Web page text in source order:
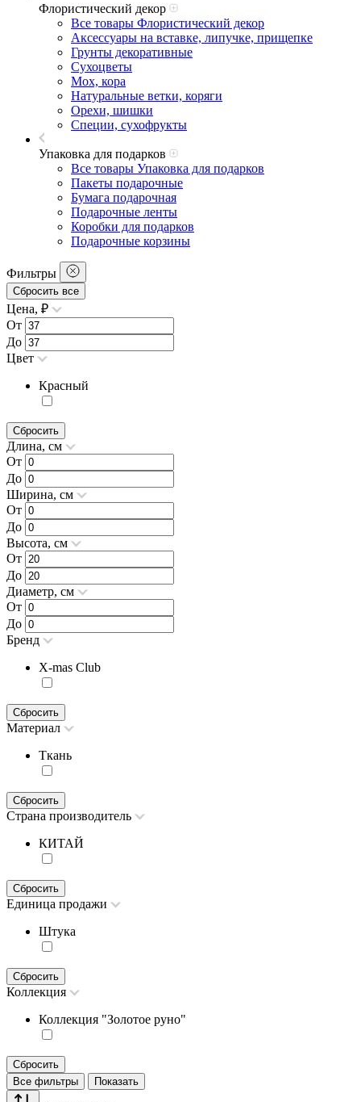
Флористический декор
Все товары Флористический декор
Аксессуары на вставке, липучке, прищепке
Грунты декоративные
Сухоцветы
Мох, кора
Натуральные ветки, коряги
Орехи, шишки
Специи, сухофрукты
Упаковка для подарков
Все товары Упаковка для подарков
Пакеты подарочные
Бумага подарочная
Подарочные ленты
Коробки для подарков
Подарочные корзины
Фильтры
Сбросить все
Цена, ₽
От
До
Цвет
Красный
Сбросить
Длина, см
От
До
Ширина, см
От
До
Высота, см
От
До
Диаметр, см
От
До
Бренд
X-mas Club
Сбросить
Материал
Ткань
Сбросить
Страна производитель
КИТАЙ
Сбросить
Единица продажи
Штука
Сбросить
Коллекция
Коллекция "Золотое руно"
Сбросить
Все фильтры
Показать